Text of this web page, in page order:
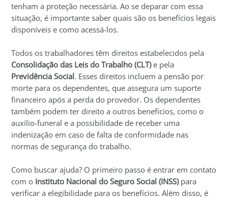
tenham a proteção necessária. Ao se deparar com essa
situação, é importante saber quais são os benefícios legais
disponíveis e como acessá-los.
Todos os trabalhadores têm direitos estabelecidos pela
Consolidação das Leis do Trabalho (CLT)e pela
Previdência Social. Esses direitos incluem a pensão por
morte para os dependentes, que assegura um suporte
financeiro após a perda do provedor. Os dependentes
também podem ter direito a outros benefícios, como o
auxílio-funeral e a possibilidade de receber uma
indenização em caso de falta de conformidade nas
normas de segurança do trabalho.
Como buscar ajuda? O primeiro passo é entrar em contato
com o Instituto Nacional do Seguro Social (INSS)para
verificar a elegibilidade para os benefícios. Além disso, é